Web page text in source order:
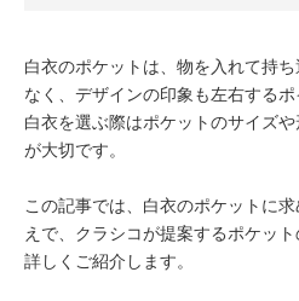
白衣のポケットは、物を入れて持
なく、デザインの印象も左右するポ
白衣を選ぶ際はポケットのサイズ
が大切です。
この記事では、白衣のポケットに
えで、クラシコが提案するポケッ
詳しくご紹介します。